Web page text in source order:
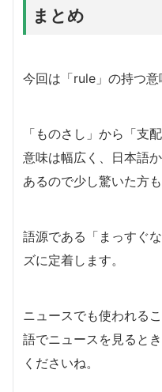
まとめ
今回は「rule」の持つ意
「ものさし」から「支
意味は幅広く、日本語
あるので少し驚いた方
語源である「まっすぐ
ズに定着します。
ニュースでも使われる
語でニュースを見ると
くださいね。